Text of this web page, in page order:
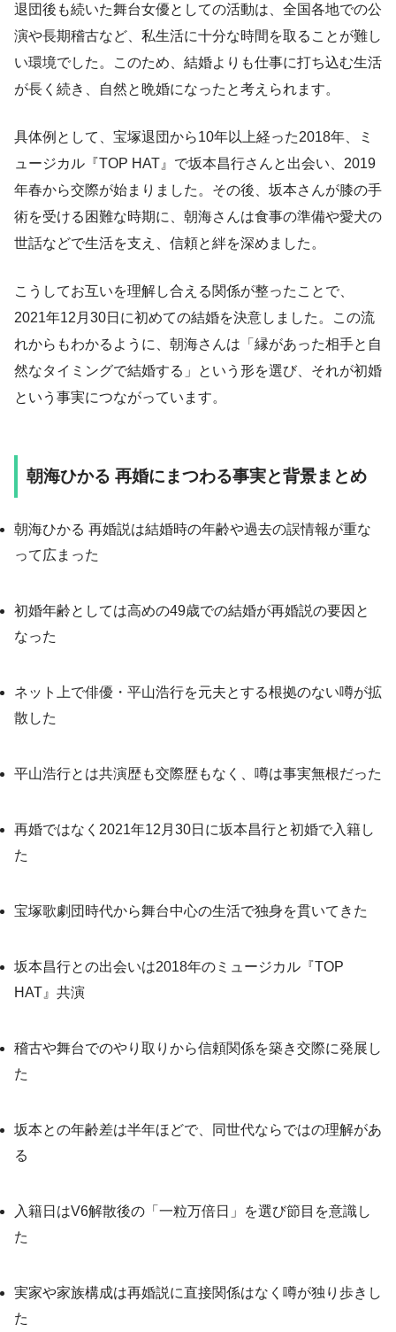
退団後も続いた舞台女優としての活動は、全国各地での公
演や長期稽古など、私生活に十分な時間を取ることが難し
い環境でした。このため、結婚よりも仕事に打ち込む生活
が長く続き、自然と晩婚になったと考えられます。
具体例として、宝塚退団から10年以上経った2018年、ミ
ュージカル『TOP HAT』で坂本昌行さんと出会い、2019
年春から交際が始まりました。その後、坂本さんが膝の手
術を受ける困難な時期に、朝海さんは食事の準備や愛犬の
世話などで生活を支え、信頼と絆を深めました。
こうしてお互いを理解し合える関係が整ったことで、
2021年12月30日に初めての結婚を決意しました。この流
れからもわかるように、朝海さんは「縁があった相手と自
然なタイミングで結婚する」という形を選び、それが初婚
という事実につながっています。
朝海ひかる 再婚にまつわる事実と背景まとめ
朝海ひかる 再婚説は結婚時の年齢や過去の誤情報が重な
って広まった
初婚年齢としては高めの49歳での結婚が再婚説の要因と
なった
ネット上で俳優・平山浩行を元夫とする根拠のない噂が拡
散した
平山浩行とは共演歴も交際歴もなく、噂は事実無根だった
再婚ではなく2021年12月30日に坂本昌行と初婚で入籍し
た
宝塚歌劇団時代から舞台中心の生活で独身を貫いてきた
坂本昌行との出会いは2018年のミュージカル『TOP
HAT』共演
稽古や舞台でのやり取りから信頼関係を築き交際に発展し
た
坂本との年齢差は半年ほどで、同世代ならではの理解があ
る
入籍日はV6解散後の「一粒万倍日」を選び節目を意識し
た
実家や家族構成は再婚説に直接関係はなく噂が独り歩きし
た